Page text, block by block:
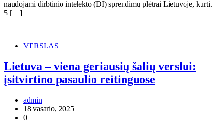
naudojami dirbtinio intelekto (DI) sprendimų plėtrai Lietuvoje, kurti.
5 […]
VERSLAS
Lietuva – viena geriausių šalių verslui:
įsitvirtino pasaulio reitinguose
admin
18 vasario, 2025
0